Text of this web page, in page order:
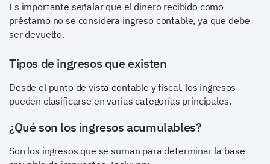
Es importante señalar que el dinero recibido como
préstamo no se considera ingreso contable, ya que debe
ser devuelto.
Tipos de ingresos que existen
Desde el punto de vista contable y fiscal, los ingresos
pueden clasificarse en varias categorías principales.
¿Qué son los ingresos acumulables?
Son los ingresos que se suman para determinar la base